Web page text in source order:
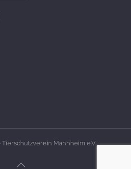
Tierschutzverein Mannheim e.V.